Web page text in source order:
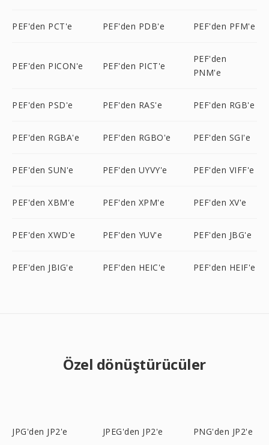
PEF'den PCT'e PEF'den PDB'e PEF'den PFM'e
PEF'den PICON'e PEF'den PICT'e
PEF'den
PNM'e
PEF'den PSD'e PEF'den RAS'e PEF'den RGB'e
PEF'den RGBA'e PEF'den RGBO'e PEF'den SGI'e
PEF'den SUN'e PEF'den UYVY'e PEF'den VIFF'e
PEF'den XBM'e PEF'den XPM'e PEF'den XV'e
PEF'den XWD'e PEF'den YUV'e PEF'den JBG'e
PEF'den JBIG'e PEF'den HEIC'e PEF'den HEIF'e
Özel dönüştürücüler
JPG'den JP2'e JPEG'den JP2'e PNG'den JP2'e